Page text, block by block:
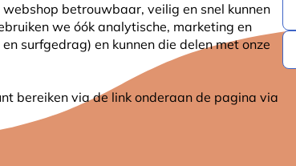
betrouwbaar, veilig en snel kunnen
we óók analytische, marketing en
surfgedrag) en kunnen die delen met onze
bereiken via de link onderaan de pagina via
NATUURBELEVING CADEAUS